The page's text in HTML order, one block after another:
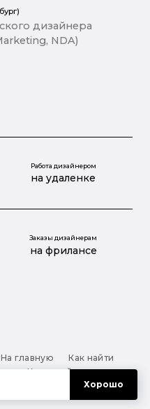
дизайнера
NDA)
Работа дизайнером
на удаленке
Заказы дизайнерам
на фрилансе
На главную
Как найти
Карта сайта
Файлы cookie
Хорошо